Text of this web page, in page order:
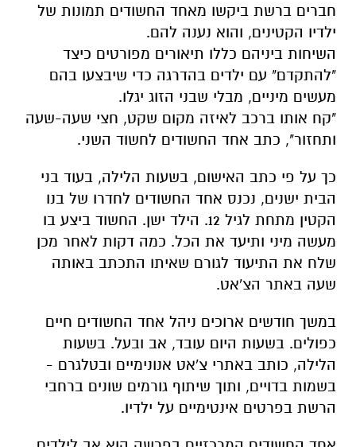
חברים ברשת ביקשו מאחד החשודים תמונות של
ילדיו הקטינים, והוא נענה להם.
השיחות ביניהם כללו תיאורים מפורטים כיצד
"להתקדם" עם ילדים בהדרגה כדי שיבצעו בהם
מעשים מיניים, מבלי שבני הזוג יגלו.
"קח אותו ברכב לאיזה מקום שקט, חצי שעה-שעה
ותחזור", כתב אחד החשודים לחשוד השני.
כך על פי כתב האישום, בשעות הלילה, בעוד בני
הבית ישנים, נכנס אחד החשודים לחדרו של בנו
הקטין מתחת לגיל 12. הילד ישן. החשוד ביצע בו
מעשה מיני ותיעד את הכל. כמה דקות לאחר מכן
שלח את התיעוד לגורם שאיתו התכתב באותה
שעה באתר הצ'אט.
במשך חודשים ארוכים ניהל אחד החשודים חיים
כפולים. בשעות היום עובד, אב ובעל. בשעות
הלילה, כותב באתרי צ'אט אנונימיים ובטלגרם -
בשמות בדויים, ותוך שיתוף גורמים שונים ברחבי
הרשת בפרטים אינטימיים על ילדיו.